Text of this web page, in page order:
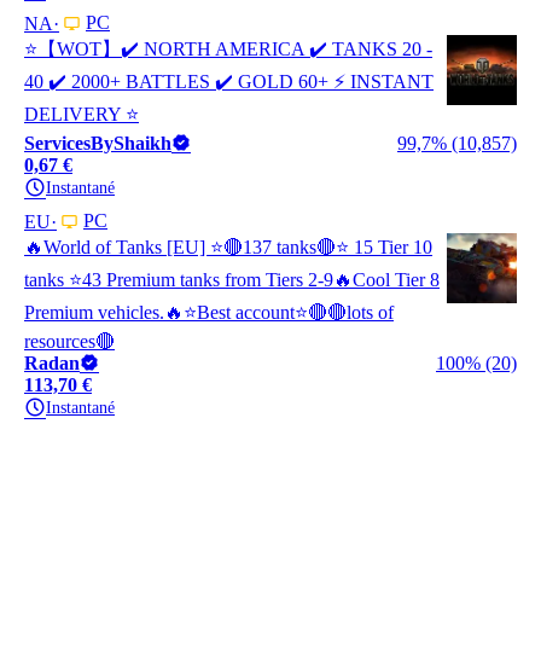
NA
PC
⭐【WOT】✔️ NORTH AMERICA ✔️ TANKS 20 -
40 ✔️ 2000+ BATTLES ✔️ GOLD 60+ ⚡ INSTANT
DELIVERY ⭐
ServicesByShaikh
99,7% (10,857)
0,67 €
Instantané
EU
PC
🔥World of Tanks [EU] ⭐🔴137 tanks🔴⭐ 15 Tier 10
tanks ⭐43 Premium tanks from Tiers 2-9🔥Cool Tier 8
Premium vehicles.🔥⭐Best account⭐🔴🔴lots of
resources🔴
Radan
100% (20)
113,70 €
Instantané